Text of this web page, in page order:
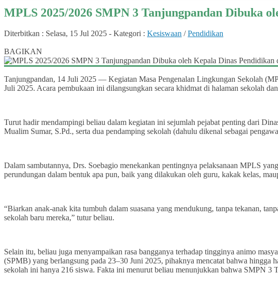
MPLS 2025/2026 SMPN 3 Tanjungpandan Dibuka
Diterbitkan : Selasa, 15 Jul 2025 - Kategori : Kesiswaan /Pendidikan
BAGIKAN
Tanjungpandan, 14 Juli 2025 — Kegiatan Masa Pengenalan Lingkungan Sekolah
Juli 2025. Acara pembukaan ini dilangsungkan secara khidmat di halaman sekolah
Turut hadir mendampingi beliau dalam kegiatan ini sejumlah pejabat penting dari
Mualim Sumar, S.Pd., serta dua pendamping sekolah (dahulu dikenal sebagai
Dalam sambutannya, Drs. Soebagio menekankan pentingnya pelaksanaan MPLS
perundungan dalam bentuk apa pun, baik yang dilakukan oleh guru, kakak kelas,
“Biarkan anak-anak kita tumbuh dalam suasana yang mendukung, tanpa tekanan,
sekolah baru mereka,” tutur beliau.
Selain itu, beliau juga menyampaikan rasa bangganya terhadap tingginya animo
(SPMB) yang berlangsung pada 23–30 Juni 2025, pihaknya mencatat bahwa hingga
sekolah ini hanya 216 siswa. Fakta ini menurut beliau menunjukkan bahwa SMPN 3